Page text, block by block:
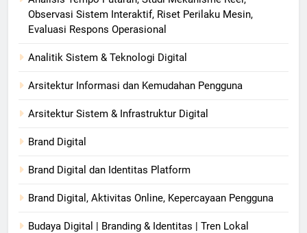
Observasi Sistem Interaktif, Riset Perilaku Mesin,
Evaluasi Respons Operasional
Analitik Sistem & Teknologi Digital
Arsitektur Informasi dan Kemudahan Pengguna
Arsitektur Sistem & Infrastruktur Digital
Brand Digital
Brand Digital dan Identitas Platform
Brand Digital, Aktivitas Online, Kepercayaan Pengguna
Budaya Digital | Branding & Identitas | Tren Lokal